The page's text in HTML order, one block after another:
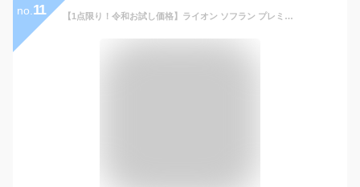
no. 11 【1点限り！令和お試し価格】ライオン ソフラン プレミアム消臭 フレッシュグリーンアロマの香り 本体 510ml 柔軟剤